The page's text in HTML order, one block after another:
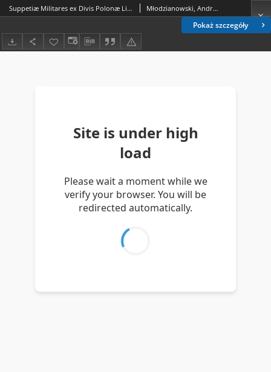
Pokaż szczegóły
Suppetiæ Militares ex Divis Polonæ Lituanæq[ue] Gentis Tutelaribus, nec non Sanctis Militibus Scriptae & [...] Michaeli Pac Palatino Vilnensi Supremo M. D. L. Exercituum Duci [...] oblatæ Suppetiæ Militares ex Divis Polonæ Lituanæq[ue] Gentis Tutelaribus, nec non Sanctis Militibus Scriptae & [...] Michaeli Pac Palatino Vilnensi Supremo M. D. L. Exercituum Duci [...] oblatæ Młodzianowski, Andrzej (1627?-1686); Młodzianowski, Andrzej (1627?-1686)